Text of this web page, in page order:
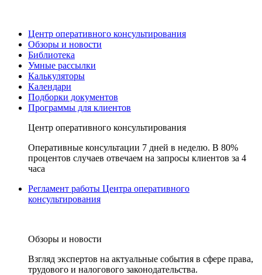
Центр оперативного консультирования
Обзоры и новости
Библиотека
Умные рассылки
Калькуляторы
Календари
Подборки документов
Программы для клиентов
Центр оперативного консультирования
Оперативные консультации 7 дней в неделю. В 80%
процентов случаев отвечаем на запросы клиентов за 4
часа
Регламент работы Центра оперативного
консультирования
Обзоры и новости
Взгляд экспертов на актуальные события в сфере права,
трудового и налогового законодательства.